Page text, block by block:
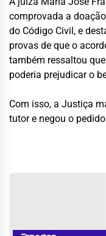
comprovada a
do Código Civil, e
provas de que o
também ressaltou
poderia prejudicar o
Com isso, a Justiça
tutor e negou o